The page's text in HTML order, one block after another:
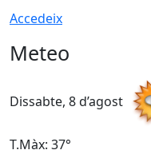
Accedeix
Meteo
Dissabte, 8 d’agost
T.Màx: 37°